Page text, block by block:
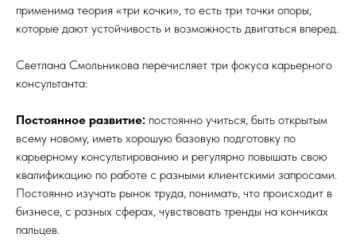
применима теория «три кочки», то есть три точки опоры,
которые дают устойчивость и возможность двигаться вперед.
Светлана Смольникова перечисляет три фокуса карьерного
консультанта:
Постоянное развитие: постоянно учиться, быть открытым
всему новому, иметь хорошую базовую подготовку по
карьерному консультированию и регулярно повышать свою
квалификацию по работе с разными клиентскими запросами.
Постоянно изучать рынок труда, понимать, что происходит в
бизнесе, с разных сферах, чувствовать тренды на кончиках
пальцев.